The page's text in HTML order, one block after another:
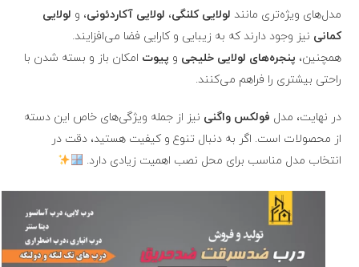
مدل‌های ویژه‌تری مانند لولایی کلنگی، لولایی آکاردئونی، و لولایی
کمانی نیز وجود دارند که به زیبایی و کارایی فضا می‌افزایند.
همچنین، پنجره‌های لولایی خلیجی و پیوت امکان باز و بسته شدن با
راحتی بیشتری را فراهم می‌کنند.
در نهایت، مدل‌ فولکس واگنی نیز از جمله ویژگی‌های خاص این دسته
از محصولات است. اگر به دنبال تنوع و کیفیت هستید، دقت در
انتخاب مدل مناسب برای محل نصب اهمیت زیادی دارد.